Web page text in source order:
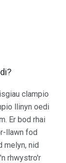
clampio
llinyn oedi
Er bod rhai
llawn fod
melyn, nid
rhwystro'r